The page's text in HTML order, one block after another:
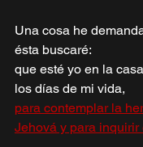
Una cosa he
ésta buscaré:
que esté yo en la
los días de mi vida,
para contemplar la
Jehová y para inquirir